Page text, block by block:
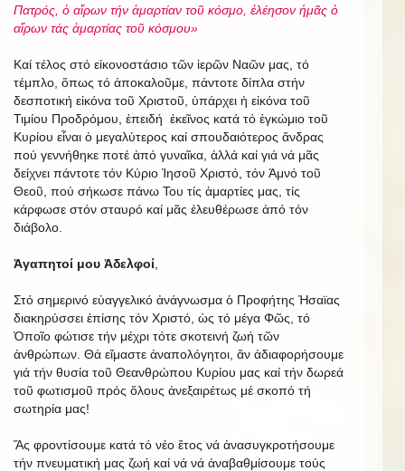
Πατρός, ὁ αἵρων τήν ἁμαρτίαν τοῦ κόσμο, ἐλέησον ἡμᾶς ὁ
αἵρων τάς ἁμαρτίας τοῦ κόσμου»
Καί τέλος στό εἰκονοστάσιο τῶν ἱερῶν Ναῶν μας, τό
τέμπλο, ὅπως τό ἀποκαλοῦμε, πάντοτε δίπλα στήν
δεσποτική εἰκόνα τοῦ Χριστοῦ, ὑπάρχει ἡ εἰκόνα τοῦ
Τιμίου Προδρόμου, ἐπειδή ἐκεῖνος κατά τό ἐγκώμιο τοῦ
Κυρίου εἶναι ὁ μεγαλύτερος καί σπουδαιότερος ἄνδρας
πού γεννήθηκε ποτέ ἀπό γυναῖκα, ἀλλά καί γιά νά μᾶς
δείχνει πάντοτε τόν Κύριο Ἰησοῦ Χριστό, τόν Ἀμνό τοῦ
Θεοῦ, πού σήκωσε πάνω Του τίς ἁμαρτίες μας, τίς
κάρφωσε στόν σταυρό καί μᾶς ἐλευθέρωσε ἀπό τόν
διάβολο.
Ἀγαπητοί μου Ἀδελφοί
Στό σημερινό εὐαγγελικό ἀνάγνωσμα ὁ Προφήτης Ἠσαϊας
διακηρύσσει ἐπίσης τόν Χριστό, ὡς τό μέγα Φῶς, τό
Ὁποῖο φώτισε τήν μέχρι τότε σκοτεινή ζωή τῶν
ἀνθρώπων. Θά εἴμαστε ἀναπολόγητοι, ἄν ἀδιαφορήσουμε
γιά τήν θυσία τοῦ Θεανθρώπου Κυρίου μας καί τήν δωρεά
τοῦ φωτισμοῦ πρός ὅλους ἀνεξαιρέτως μέ σκοπό τή
σωτηρία μας!
Ἄς φροντίσουμε κατά τό νέο ἔτος νά ἀνασυγκροτήσουμε
τήν πνευματική μας ζωή καί νά νά ἀναβαθμίσουμε τούς